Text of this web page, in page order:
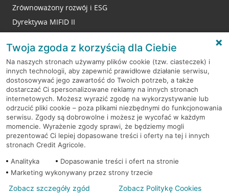
Zrównoważony rozwój i ESG
Dyrektywa MIFID II
RODO
Regulamin serwisu
Mapa serwisu
PolitykaCookies
© 2026 Credit Agricole Bank Polska S.A. Wszelkie prawa zastrzeżone
Twoja zgoda z korzyścią dla Ciebie
Na naszych stronach używamy plików cookie (tzw. ciasteczek) i
innych technologii, aby zapewnić prawidłowe działanie serwisu,
dostosowywać jego zawartość do Twoich potrzeb, a także
dostarczać Ci spersonalizowane reklamy na innych stronach
internetowych. Możesz wyrazić zgodę na wykorzystywanie lub
odrzucić pliki cookie – poza plikami niezbędnymi do funkcjonowania
serwisu. Zgody są dobrowolne i możesz je wycofać w każdym
momencie. Wyrażenie zgody sprawi, że będziemy mogli
prezentować Ci lepiej dopasowane treści i oferty na tej i innych
stronach Credit Agricole.
Analityka
Dopasowanie treści i ofert na stronie
Marketing wykonywany przez strony trzecie
Zobacz szczegóły zgód Zobacz Politykę Cookies